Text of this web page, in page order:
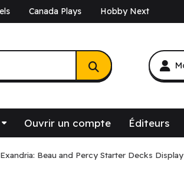
Canada Plays Hobby Next
Ouvrir un compte Éditeurs
Beau and Percy Starter Decks